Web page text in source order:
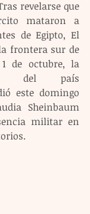
revelarse que
mataron a
de Egipto, El
frontera sur de
de octubre, la
del país
este domingo
Sheinbaum
militar en